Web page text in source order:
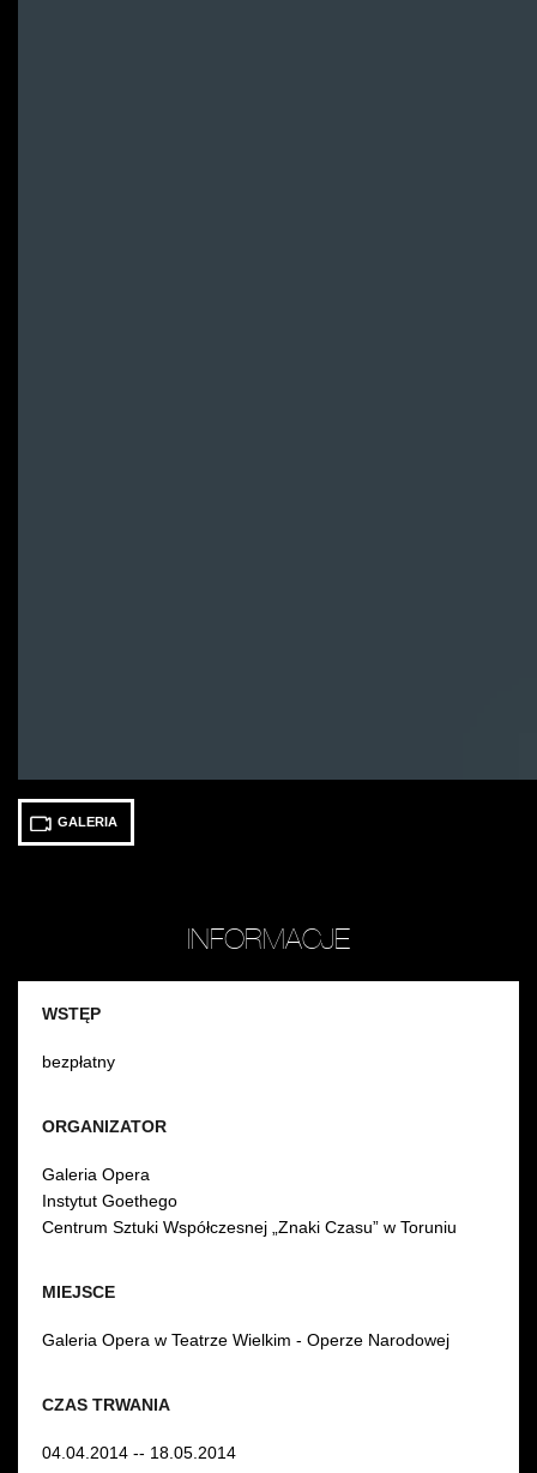
GALERIA
INFORMACJE
CZAS TRWANIA
04.04.2014 -- 18.05.2014
MIEJSCE
Galeria Opera w Teatrze Wielkim - Operze Narodowej
ORGANIZATOR
Galeria Opera
Instytut Goethego
Centrum Sztuki Współczesnej „Znaki Czasu” w Toruniu
WSTĘP
bezpłatny